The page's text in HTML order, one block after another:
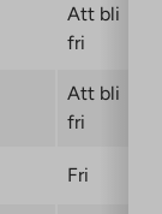
Att bli
fri
Att bli
fri
Fri